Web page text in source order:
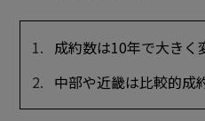
成約数は10年で大きく
中部や近畿は比較的成